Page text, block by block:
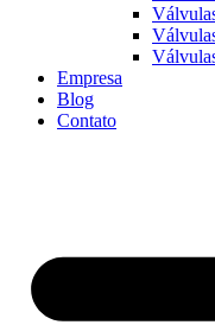
Empresa
Blog
Contato